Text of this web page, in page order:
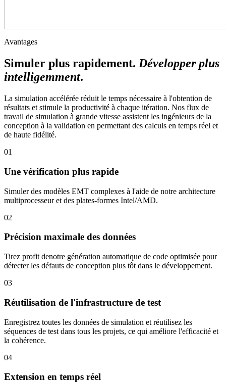
Avantages
Simuler plus rapidement. Développer plus
intelligemment.
La simulation accélérée réduit le temps nécessaire à l'obtention de
résultats et stimule la productivité à chaque itération. Nos flux de
travail de simulation à grande vitesse assistent les ingénieurs de la
conception à la validation en permettant des calculs en temps réel et
de haute fidélité.
01
Une vérification plus rapide
Simuler des modèles EMT complexes à l'aide de notre architecture
multiprocesseur et des plates-formes Intel/AMD.
02
Précision maximale des données
Tirez profit denotre génération automatique de code optimisée pour
détecter les défauts de conception plus tôt dans le développement.
03
Réutilisation de l'infrastructure de test
Enregistrez toutes les données de simulation et réutilisez les
séquences de test dans tous les projets, ce qui améliore l'efficacité et
la cohérence.
04
Extension en temps réel